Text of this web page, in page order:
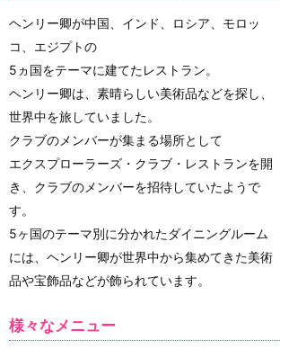
ヘンリー卿が中国、インド、ロシア、モロッ
コ、エジプトの
5ヵ国をテーマに建てたレストラン。
ヘンリー卿は、素晴らしい美術品などを探し、
世界中を旅していました。
クラブのメンバーが集まる場所として
エクスプローラーズ・クラブ・レストランを開
き、クラブのメンバーを招待していたようで
す。
5ヶ国のテーマ別に分かれたダイニングルーム
には、ヘンリー卿が世界中から集めてきた美術
品や宝飾品などが飾られています。
様々なメニュー